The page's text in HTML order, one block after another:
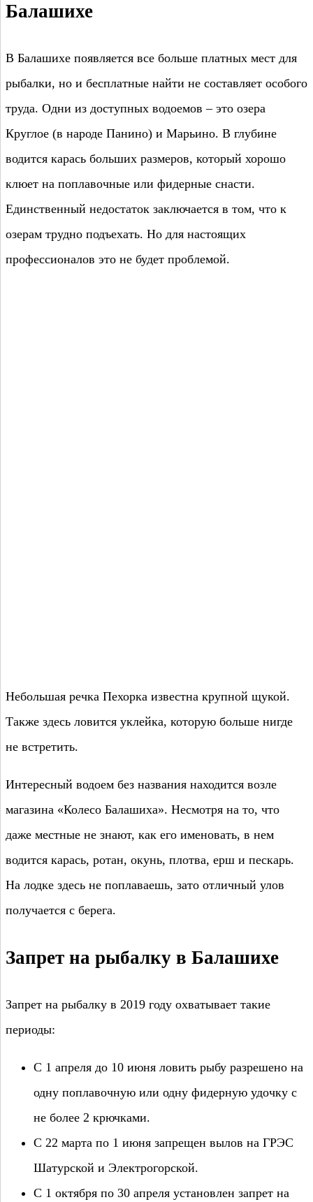
Балашихе
В Балашихе появляется все больше платных мест для
рыбалки, но и бесплатные найти не составляет особого
труда. Одни из доступных водоемов – это озера
Круглое (в народе Панино) и Марьино. В глубине
водится карась больших размеров, который хорошо
клюет на поплавочные или фидерные снасти.
Единственный недостаток заключается в том, что к
озерам трудно подъехать. Но для настоящих
профессионалов это не будет проблемой.
Небольшая речка Пехорка известна крупной щукой.
Также здесь ловится уклейка, которую больше нигде
не встретить.
Интересный водоем без названия находится возле
магазина «Колесо Балашиха». Несмотря на то, что
даже местные не знают, как его именовать, в нем
водится карась, ротан, окунь, плотва, ерш и пескарь.
На лодке здесь не поплаваешь, зато отличный улов
получается с берега.
Запрет на рыбалку в Балашихе
Запрет на рыбалку в 2019 году охватывает такие
периоды:
С 1 апреля до 10 июня ловить рыбу разрешено на
одну поплавочную или одну фидерную удочку с
не более 2 крючками.
С 22 марта по 1 июня запрещен вылов на ГРЭС
Шатурской и Электрогорской.
С 1 октября по 30 апреля установлен запрет на